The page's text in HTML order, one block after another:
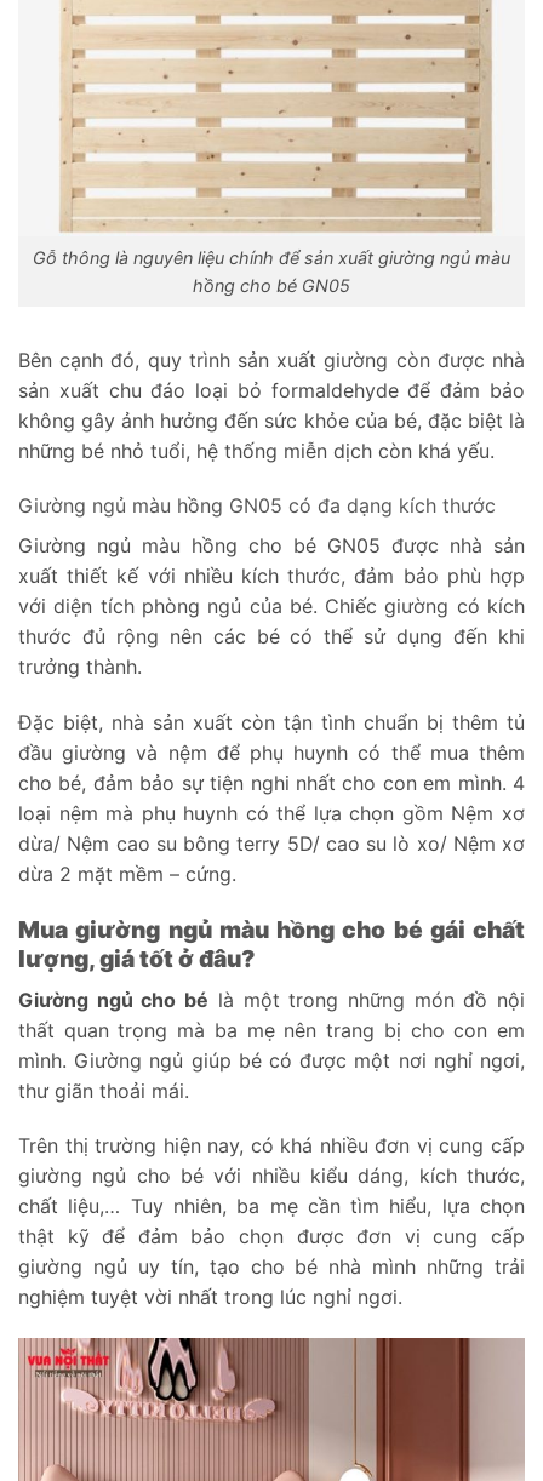
Gỗ thông là nguyên liệu chính để sản xuất giường ngủ màu
hồng cho bé GN05
Bên cạnh đó, quy trình sản xuất giường còn được nhà
sản xuất chu đáo loại bỏ formaldehyde để đảm bảo
không gây ảnh hưởng đến sức khỏe của bé, đặc biệt là
những bé nhỏ tuổi, hệ thống miễn dịch còn khá yếu.
Giường ngủ màu hồng GN05 có đa dạng kích thước
Giường ngủ màu hồng cho bé GN05 được nhà sản
xuất thiết kế với nhiều kích thước, đảm bảo phù hợp
với diện tích phòng ngủ của bé. Chiếc giường có kích
thước đủ rộng nên các bé có thể sử dụng đến khi
trưởng thành.
Đặc biệt, nhà sản xuất còn tận tình chuẩn bị thêm tủ
đầu giường và nệm để phụ huynh có thể mua thêm
cho bé, đảm bảo sự tiện nghi nhất cho con em mình. 4
loại nệm mà phụ huynh có thể lựa chọn gồm Nệm xơ
dừa/ Nệm cao su bông terry 5D/ cao su lò xo/ Nệm xơ
dừa 2 mặt mềm – cứng.
Mua giường ngủ màu hồng cho bé gái chất
lượng, giá tốt ở đâu?
Giường ngủ cho bé là một trong những món đồ nội
thất quan trọng mà ba mẹ nên trang bị cho con em
mình. Giường ngủ giúp bé có được một nơi nghỉ ngơi,
thư giãn thoải mái.
Trên thị trường hiện nay, có khá nhiều đơn vị cung cấp
giường ngủ cho bé với nhiều kiểu dáng, kích thước,
chất liệu,… Tuy nhiên, ba mẹ cần tìm hiểu, lựa chọn
thật kỹ để đảm bảo chọn được đơn vị cung cấp
giường ngủ uy tín, tạo cho bé nhà mình những trải
nghiệm tuyệt vời nhất trong lúc nghỉ ngơi.